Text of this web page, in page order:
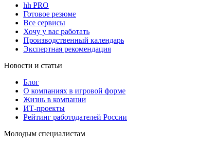
hh PRO
Готовое резюме
Все сервисы
Хочу у вас работать
Производственный календарь
Экспертная рекомендация
Новости и статьи
Блог
О компаниях в игровой форме
Жизнь в компании
ИТ-проекты
Рейтинг работодателей России
Молодым специалистам